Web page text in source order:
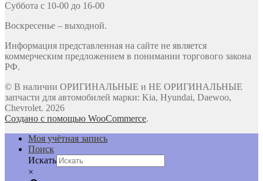
Суббота с 10-00 до 16-00
Воскресенье – выходной.
Информация представленная на сайте не является
коммерческим предложением в понимании торгового закона
РФ.
© В наличии ОРИГИНАЛЬНЫЕ и НЕ ОРИГИНАЛЬНЫЕ
запчасти для автомобилей марки: Kia, Hyundai, Daewoo,
Chevrolet. 2026
Создано с помощью WooCommerce.
Моя учётная запись
Поиск
Искать
×